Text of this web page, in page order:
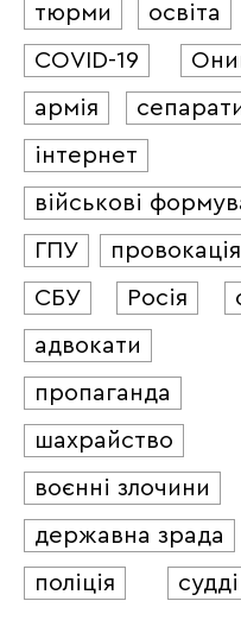
тюрми
освіта
COVID-19
армія
інтернет
військові
ГПУ
провокація
СБУ
Росія
адвокати
пропаганда
шахрайство
воєнні злочини
державна зрада
поліція
судді